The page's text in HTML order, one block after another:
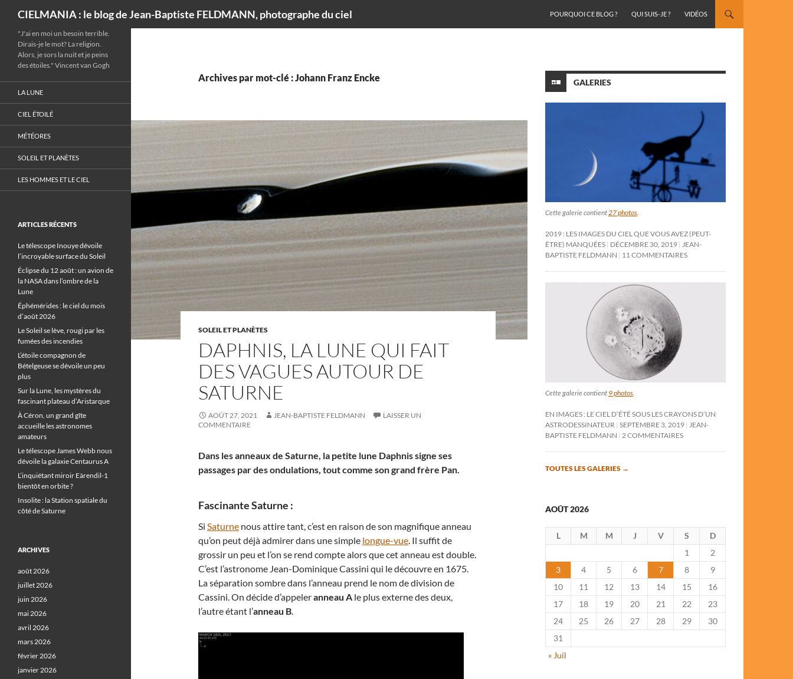
CIELMANIA : le blog de Jean-Baptiste FELDMANN, photographe du ciel
POURQUOI CE BLOG ?
QUI SUIS-JE ? VIDÉOS
Archives par mot-clé : Johann Franz Encke
SOLEIL ET PLANÈTES
DAPHNIS, LA LUNE QUI FAIT
DES VAGUES AUTOUR DE
SATURNE
AOÛT 27, 2021 JEAN-BAPTISTE FELDMANN
LAISSER UN
COMMENTAIRE
Dans les anneaux de Saturne, la petite lune Daphnis signe ses
passages par des ondulations, tout comme son grand frère Pan.
Fascinante Saturne :
Si Saturne nous attire tant, c’est en raison de son magnifique anneau
qu’on peut déjà admirer dans une simple longue-vue. Il suffit de
grossir un peu et l’on se rend compte alors que cet anneau est double.
C’est l’astronome Jean-Dominique Cassini qui le découvre en 1675.
La séparation sombre dans l’anneau prend le nom de division de
Cassini. On décide d’appeleranneau A le plus externe des deux,
l’autre étant l’anneau B.
GALERIES
Cette galerie contient27 photos.
2019 : LES IMAGES DU CIEL QUE VOUS AVEZ (PEUT-
ÊTRE) MANQUÉES DÉCEMBRE 30, 2019 JEAN-
BAPTISTE FELDMANN
11 COMMENTAIRES
Cette galerie contient 9 photos
EN IMAGES : LE CIEL D’ÉTÉ SOUS LES CRAYONS D’UN
ASTRODESSINATEUR SEPTEMBRE 3, 2019
JEAN-
BAPTISTE FELDMANN
2 COMMENTAIRES
TOUTES LES GALERIES →
AOÛT 2026
L M M J V S
D
1
2
3
4 5 6 7 8
9
10
11 12 13 14 15
16
17
18 19 20 21 22
23
24
25 26 27 28 29
30
31
« Juil
"J'ai en moi un besoin terrible.
Dirais-je le mot? La religion.
Alors, je sors la nuit et je peins
des étoiles." Vincent van Gogh
LA LUNE
CIEL ÉTOILÉ
MÉTÉORES
SOLEIL ET PLANÈTES
LES HOMMES ET LE CIEL
ARTICLES RÉCENTS
Le télescope Inouye dévoile
l’incroyable surface du Soleil
Éclipse du 12 août : un avion de
la NASA dans l’ombre de la
Lune
Éphémérides : le ciel du mois
d’août 2026
Le Soleil se lève, rougi par les
fumées des incendies
L’étoile compagnon de
Bételgeuse se dévoile un peu
plus
Sur la Lune, les mystères du
fascinant plateau d’Aristarque
À Céron, un grand gîte
accueille les astronomes
amateurs
Le télescope James Webb nous
dévoile la galaxie Centaurus A
L’inquiétant miroir Eärendil-1
bientôt en orbite ?
Insolite : la Station spatiale du
côté de Saturne
ARCHIVES
août 2026
juillet 2026
juin 2026
mai 2026
avril 2026
mars 2026
février 2026
janvier 2026